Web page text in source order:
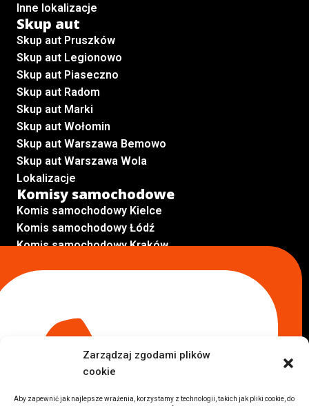
Zarządzaj zgodami plików
cookie
Aby zapewnić jak najlepsze wrażenia, korzystamy z technologii, takich jak pliki cookie, do
Inne lokalizacje
Skup aut
Skup aut Pruszków
Skup aut Legionowo
Skup aut Piaseczno
Skup aut Radom
Skup aut Marki
Skup aut Wołomin
Skup aut Warszawa Bemowo
Skup aut Warszawa Wola
Lokalizacje
Komisy samochodowe
Komis samochodowy Kielce
Komis samochodowy Łódź
Komis samochodowy Kraków
Komis samochodowy Płock
Komis samochodowy Sochaczew
Inne Lokalizacje
Auta z USA Rzeszów